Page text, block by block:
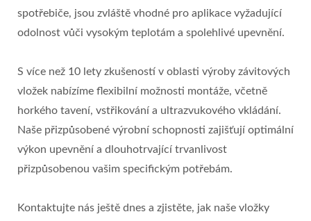
spotřebiče, jsou zvláště vhodné pro aplikace vyžadující
odolnost vůči vysokým teplotám a spolehlivé upevnění.
S více než 10 lety zkušeností v oblasti výroby závitových
vložek nabízíme flexibilní možnosti montáže, včetně
horkého tavení, vstřikování a ultrazvukového vkládání.
Naše přizpůsobené výrobní schopnosti zajišťují optimální
výkon upevnění a dlouhotrvající trvanlivost
přizpůsobenou vašim specifickým potřebám.
Kontaktujte nás ještě dnes a zjistěte, jak naše vložky